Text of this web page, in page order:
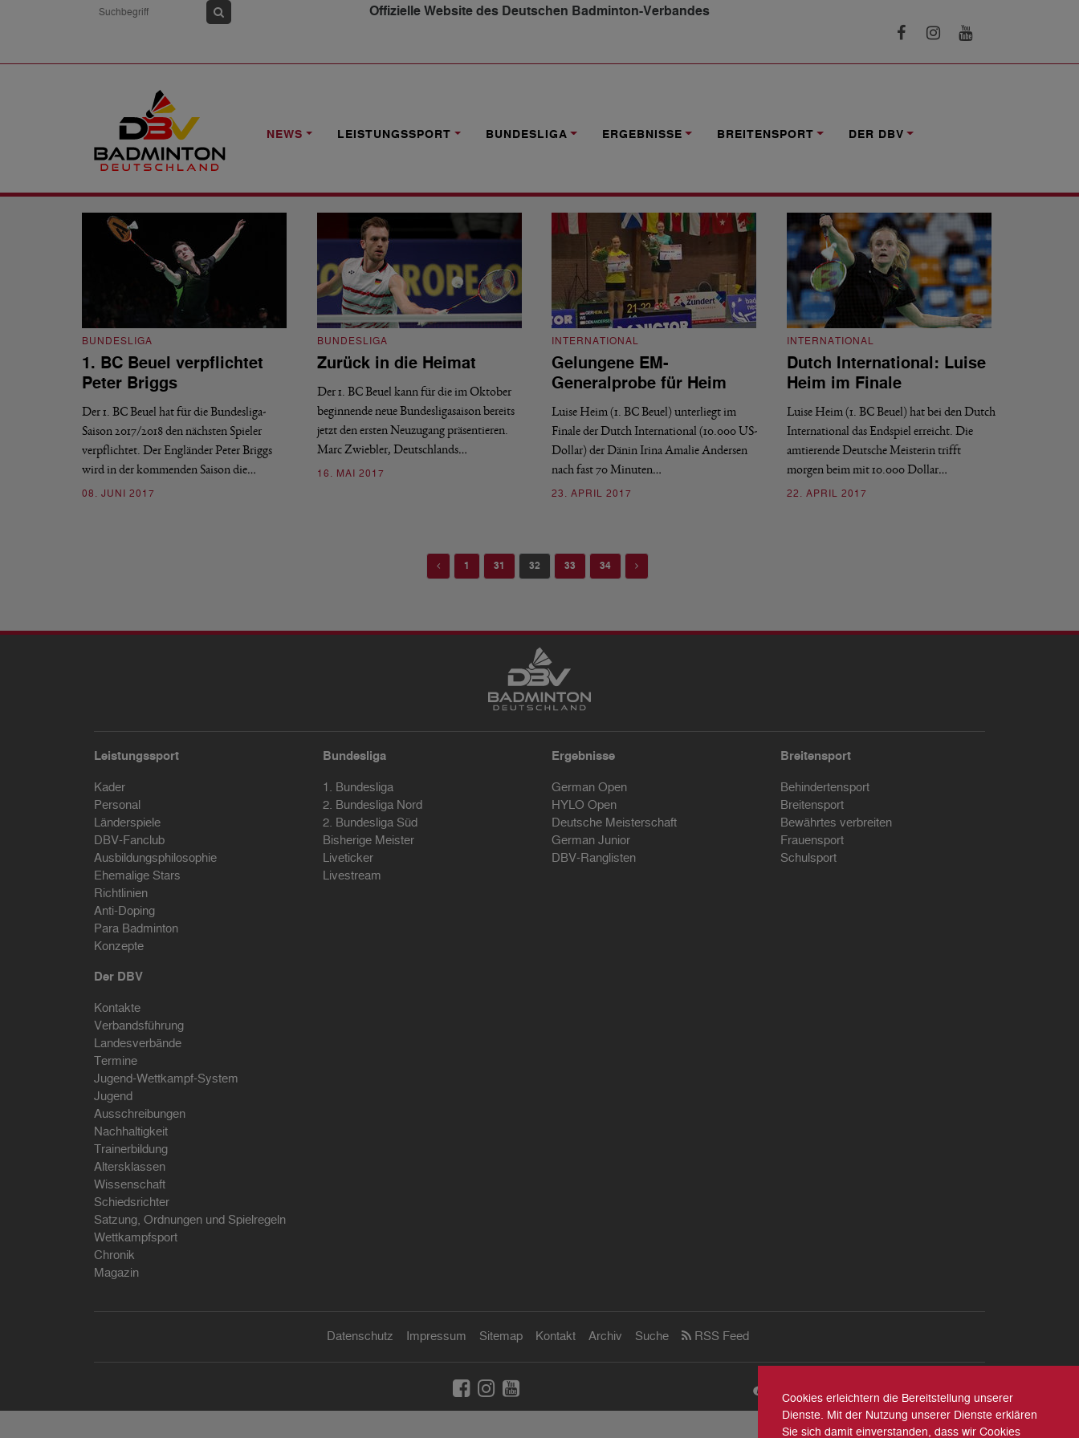
Offizielle Website des Deutschen Badminton-Verbandes
NEWS LEISTUNGSSPORT BUNDESLIGA ERGEBNISSE BREITENSPORT DER DBV
NEWS
1.BC Beuel
BUNDESLIGA
1. BC Beuel verpflichtet
Peter Briggs
Der 1. BC Beuel hat für die Bundesliga-
Saison 2017/2018 den nächsten Spieler
verpflichtet. Der Engländer Peter Briggs
wird in der kommenden Saison die…
08. JUNI 2017
BUNDESLIGA
Zurück in die Heimat
Der 1. BC Beuel kann für die im Oktober
beginnende neue Bundesligasaison bereits
jetzt den ersten Neuzugang präsentieren.
Marc Zwiebler, Deutschlands…
16. MAI 2017
INTERNATIONAL
Gelungene EM-
Generalprobe für Heim
Luise Heim (1. BC Beuel) unterliegt im
Finale der Dutch International (10.000 US-
Dollar) der Dänin Irina Amalie Andersen
nach fast 70 Minuten…
23. APRIL 2017
INTERNATIONAL
Dutch International: Luise
Heim im Finale
Luise Heim (1. BC Beuel) hat bei den Dutch
International das Endspiel erreicht. Die
amtierende Deutsche Meisterin trifft
morgen beim mit 10.000 Dollar…
22. APRIL 2017
Previous
1 31 32 33 34 Next
Leistungssport
Kader
Personal
Länderspiele
DBV-Fanclub
Ausbildungsphilosophie
Ehemalige Stars
Richtlinien
Anti-Doping
Para Badminton
Konzepte
Bundesliga
1. Bundesliga
2. Bundesliga Nord
2. Bundesliga Süd
Bisherige Meister
Liveticker
Livestream
Ergebnisse
German Open
HYLO Open
Deutsche Meisterschaft
German Junior
DBV-Ranglisten
Breitensport
Behindertensport
Breitensport
Bewährtes verbreiten
Frauensport
Schulsport
Der DBV
Kontakte
Verbandsführung
Landesverbände
Termine
Jugend-Wettkampf-System
Jugend
Ausschreibungen
Nachhaltigkeit
Trainerbildung
Altersklassen
Wissenschaft
Schiedsrichter
Satzung, Ordnungen und Spielregeln
Wettkampfsport
Chronik
Magazin
Datenschutz Impressum Sitemap Kontakt Archiv Suche RSS Feed
Cookies erleichtern die Bereitstellung unserer
Dienste. Mit der Nutzung unserer Dienste erklären
Sie sich damit einverstanden, dass wir Cookies